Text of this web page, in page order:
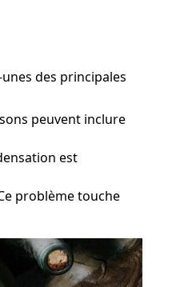
des principales
peuvent inclure
est
problème touche